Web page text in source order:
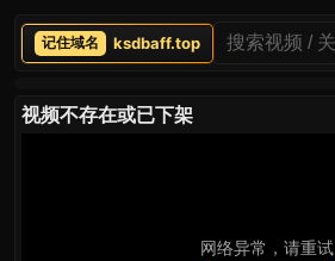
ksdbaff.top
视频不存在或已下架
网络异常，请重试